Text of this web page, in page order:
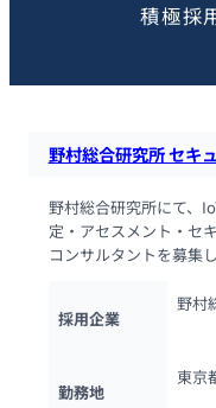
積極採
野村総合研究所 セキ
野村総合研究所にて、
定・アセスメント・セ
コンサルタントを募集し
採用企業
野村
勤務地
東京